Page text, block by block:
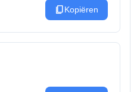
content_copyKopiëren